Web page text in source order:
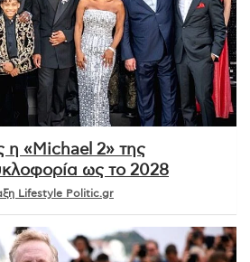
η «Michael 2» της
ως το 2028
Lifestyle Politic.gr